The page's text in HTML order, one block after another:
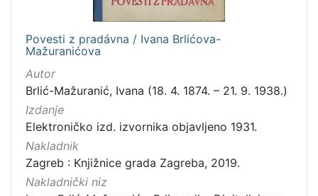
Povesti z pradávna / Ivana Brlićova-
Mažuranićova
Autor
Brlić-Mažuranić, Ivana (18. 4. 1874. – 21. 9. 1938.)
Izdanje
Elektroničko izd. izvornika objavljeno 1931.
Nakladnik
Zagreb : Knjižnice grada Zagreba, 2019.
Nakladnički niz